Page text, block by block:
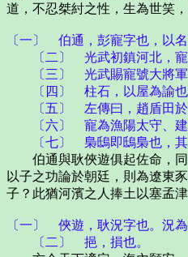
道，不忍桀紂之性，生為世笑
〔一〕 伯通，彭寵字也，以名
〔二〕 光武初鎮河北，寵遣
〔三〕 光武賜寵號大將軍
〔四〕 柱石，以屋為諭也
〔五〕 左傳曰，趙盾田於首
〔六〕 寵為漁陽太守、建
〔七〕 梟鴟即鴟梟也，其
伯通與耿俠遊俱起佐命，同
以子之功論於朝廷，則為遼東
子？此猶河濱之人捧土以塞孟
〔一〕 俠遊，耿況字也。況
〔二〕 挹，損也。